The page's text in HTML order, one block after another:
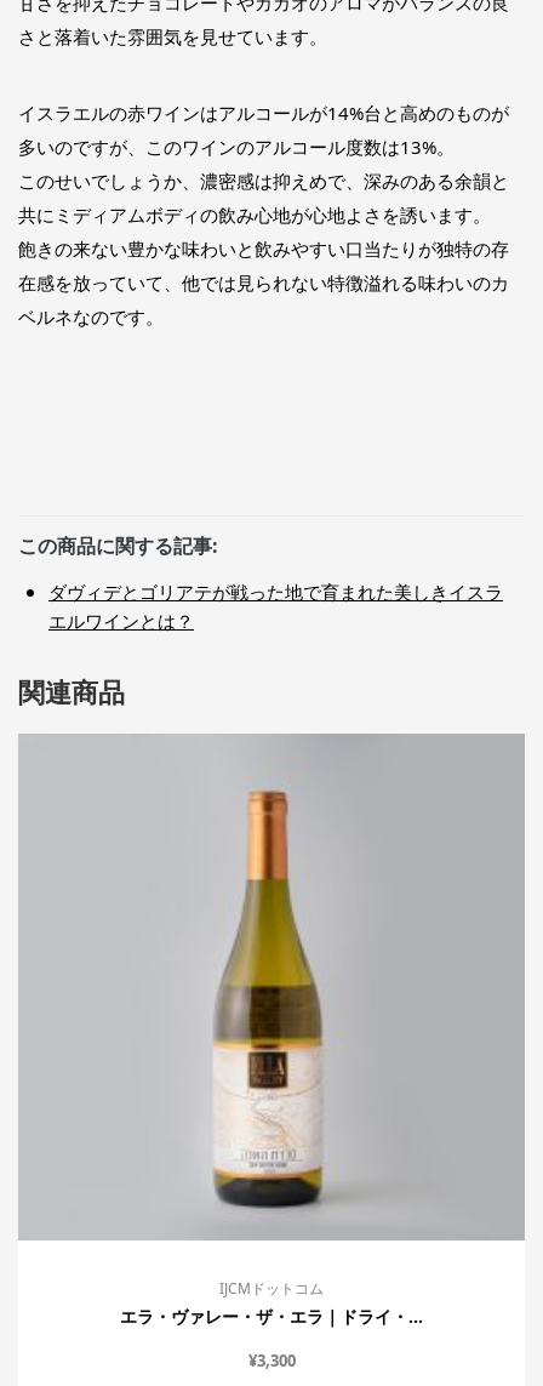
さと落着いた雰囲気を見せています。
イスラエルの赤ワインはアルコールが14%台と高めのものが
多いのですが、このワインのアルコール度数は13%。
このせいでしょうか、濃密感は抑えめで、深みのある余韻と
共にミディアムボディの飲み心地が心地よさを誘います。
飽きの来ない豊かな味わいと飲みやすい口当たりが独特の存
在感を放っていて、他では見られない特徴溢れる味わいのカ
ベルネなのです。
この商品に関する記事:
ダヴィデとゴリアテが戦った地で育まれた美しきイスラ
エルワインとは？
関連商品
IJCMドットコム
エラ・ヴァレー・ザ・エラ｜ドライ・...
¥3,300